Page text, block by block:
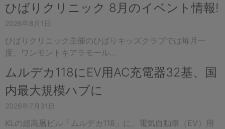
ひばりクリニック 8月のイベント情報!
2026年8月1日
ひばりクリニック主催のひばりキッズクラブでは毎月一
度、ワンモントキアラモール…
ムルデカ118にEV用AC充電器32基、国
内最大規模ハブに
2026年7月31日
KLの超高層ビル「ムルデカ118」に、電気自動車（EV）用